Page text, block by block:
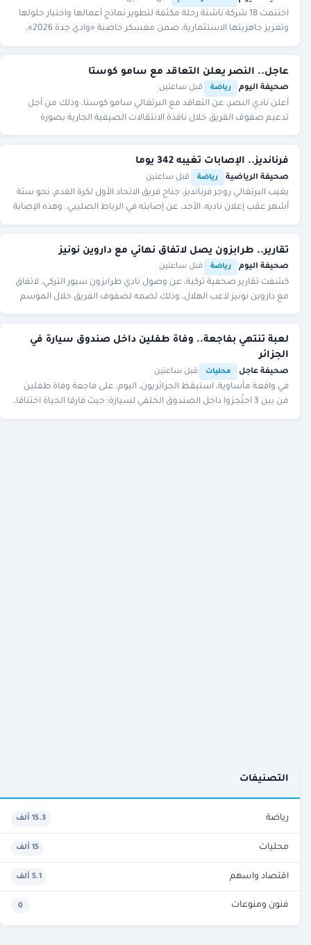
اختتمت 18 شركة ناشئة رحلة مكثفة لتطوير نماذج أعمالها واختبار حلولها
وتعزيز جاهزيتها الاستثمارية، ضمن معسكر حاضنة «وادي جدة 2026»،
عاجل.. النصر يعلن التعاقد مع سامو كوستا
صحيفة اليوم رياضة قبل ساعتين
أعلن نادي النصر، عن التعاقد مع البرتغالي سامو كوستا، وذلك من أجل
تدعيم صفوف الفريق خلال نافذة الانتقالات الصيفية الجارية بصورة
فرنانديز.. الإصابات تغيبه 342 يوما
صحيفة الرياضية رياضة قبل ساعتين
يغيب البرتغالي روجر فرنانديز، جناح فريق الاتحاد الأول لكرة القدم، نحو ستة
أشهر عقب إعلان ناديه، الأحد، عن إصابته في الرباط الصليبي. وهذه الإصابة
تقارير.. طرابزون يصل لاتفاق نهائي مع داروين نونيز
صحيفة اليوم رياضة قبل ساعتين
كشفت تقارير صحفية تركية، عن وصول نادي طرابزون سبور التركي، لاتفاق
مع داروين نونيز لاعب الهلال، وذلك لضمه لصفوف الفريق خلال الموسم
لعبة تنتهي بفاجعة.. وفاة طفلين داخل صندوق سيارة في
الجزائر
صحيفة عاجل محليات قبل ساعتين
في واقعة مأساوية، استيقظ الجزائريون، اليوم، على فاجعة وفاة طفلين
من بين 3 احتُجزوا داخل الصندوق الخلفي لسيارة؛ حيث فارقا الحياة اختناقا،
التصنيفات
رياضة 15.3 ألف
محليات 15 ألف
اقتصاد واسهم 5.1 ألف
فنون ومنوعات 0